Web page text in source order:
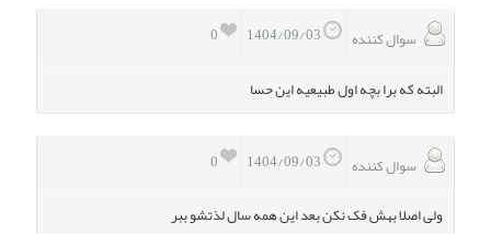
0
سوال کننده
البته که برا بچه اول طبیعیه این حسا
0
سوال کننده
ولی اصلا بهش فک نکن بعد این همه سال لذتشو ببر